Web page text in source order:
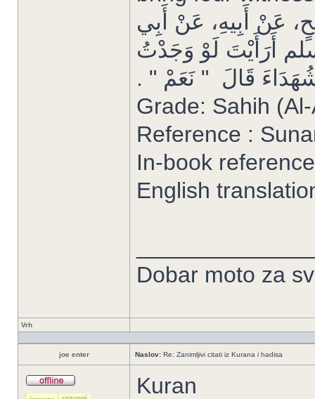
عَنْ أَبِيهِ، عَنْ أَبِي
أَرَأَيْتَ لَوْ وَجَدْتُ
قَالَ ‏ "‏ نَعَمْ ‏"‏ ‏.‏
Reference :
In-book
English
Dobar moto za
Vrh
joe enter Naslov: Re: Zanimljivi citati iz Kurana i hadisa
Kuran